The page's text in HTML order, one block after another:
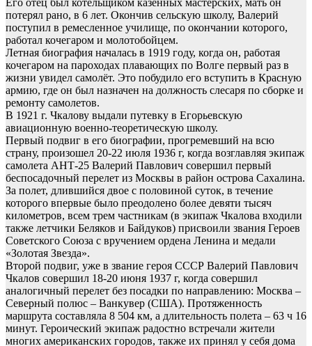
Его отец был котельщиком казённых мастерских, мать он
потерял рано, в 6 лет. Окончив сельскую школу, Валерий
поступил в ремесленное училище, по окончании которого,
работал кочегаром и молотобойцем.
Летная биография началась в 1919 году, когда он, работая
кочегаром на пароходах плавающих по Волге первый раз в
жизни увидел самолёт. Это побудило его вступить в Красную
армию, где он был назначен на должность слесаря по сборке и
ремонту самолетов.
В 1921 г. Чкалову выдали путевку в Егорьевскую
авиационную военно-теоретическую школу.
Первый подвиг в его биографии, прогремевший на всю
страну, произошел 20-22 июля 1936 г, когда возглавляя экипаж
самолета АНТ-25 Валерий Павлович совершил первый
беспосадочный перелет из Москвы в район острова Сахалина.
За полет, длившийся двое с половиной суток, в течение
которого впервые было преодолено более девяти тысяч
километров, всем трем частникам (в экипаж Чкалова входили
также летчики Беляков и Байдуков) присвоили звания Героев
Советского Союза с вручением ордена Ленина и медали
«Золотая Звезда».
Второй подвиг, уже в звание героя СССР Валерий Павлович
Чкалов совершил 18-20 июня 1937 г, когда совершил
аналогичный перелет без посадки по направлению: Москва –
Северный полюс – Ванкувер (США). Протяженность
маршрута составляла 8 504 км, а длительность полета – 63 ч 16
минут. Героический экипаж радостно встречали жители
многих американских городов, также их принял у себя дома